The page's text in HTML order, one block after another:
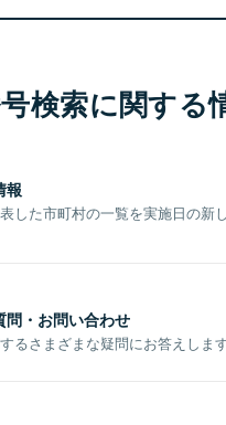
検索に関する
報
した市町村の一覧を実施日の新
問・お問い合わせ
るさまざまな疑問にお答えします